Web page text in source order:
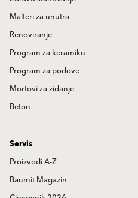
Malteri za unutra
Renoviranje
Program za keramiku
Program za podove
Mortovi za zidanje
Beton
Servis
Proizvodi A-Z
Baumit Magazin